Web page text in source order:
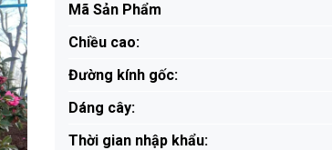
Mã Sản Phẩm
Chiều cao:
Đường kính gốc:
Dáng cây:
Thời gian nhập khẩu: